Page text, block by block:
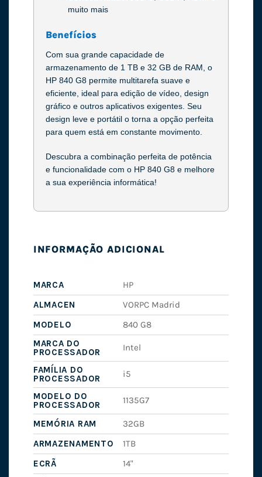
muito mais
Benefícios
Com sua grande capacidade de
armazenamento de 1 TB e 32 GB de RAM, o
HP 840 G8 permite multitarefa suave e
eficiente, ideal para edição de vídeo, design
gráfico e outros aplicativos exigentes. Seu
design leve e portátil o torna a opção perfeita
para quem está em constante movimento.
Descubra a combinação perfeita de potência
e funcionalidade com o HP 840 G8 e melhore
a sua experiência informática!
INFORMAÇÃO ADICIONAL
MARCA
HP
ALMACEN
VORPC Madrid
MODELO
840 G8
MARCA DO
PROCESSADOR
Intel
FAMÍLIA DO
PROCESSADOR
i5
MODELO DO
PROCESSADOR
1135G7
MEMÓRIA RAM
32GB
ARMAZENAMENTO
1TB
ECRÃ
14"